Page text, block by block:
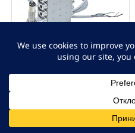
JSVB 6-16 Выходной
Распределитель Смазки
Для Машины